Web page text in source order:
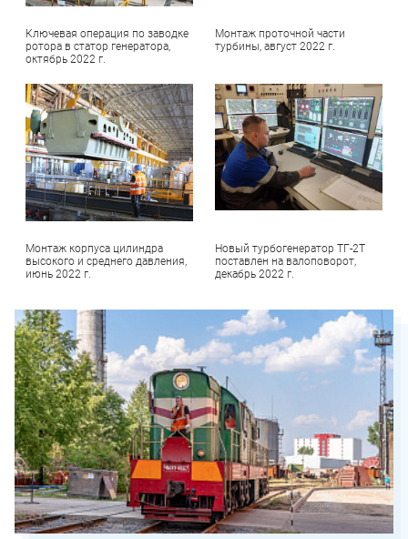
Ключевая операция по заводке
ротора в статор генератора,
октябрь 2022 г.
Монтаж проточной части
турбины, август 2022 г.
Монтаж корпуса цилиндра
высокого и среднего давления,
июнь 2022 г.
Новый турбогенератор ТГ-2Т
поставлен на валоповорот,
декабрь 2022 г.